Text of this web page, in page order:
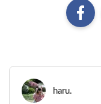
haru.